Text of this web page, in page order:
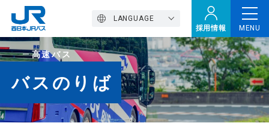
採用情報
LANGUAGE
MENU
トップページ
西バスの魅力
高速バス
バスのりば